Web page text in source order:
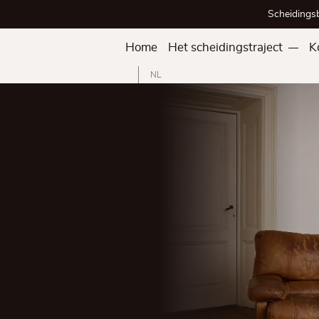
Home Het scheidingstraject
NL